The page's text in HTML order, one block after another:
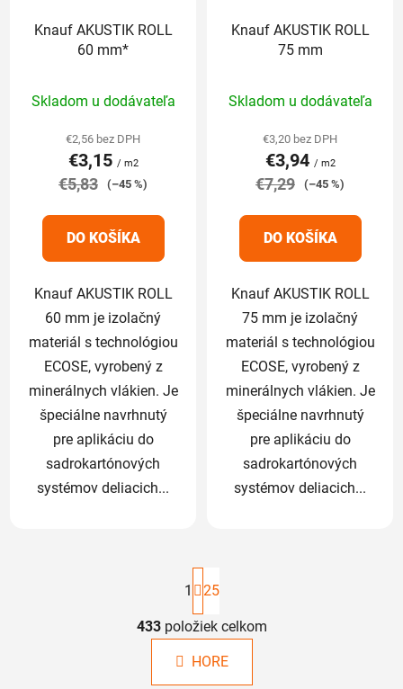
Knauf AKUSTIK ROLL
60 mm*
hodnotenie
produktu
je
5,0
5
hviezdičiek.
Skladom u dodávateľa
€2,56 bez DPH
€3,15 / m2
€5,83 (–45 %)
DO KOŠÍKA
Knauf AKUSTIK ROLL
60 mm je izolačný
materiál s technológiou
ECOSE, vyrobený z
minerálnych vlákien. Je
špeciálne navrhnutý
pre aplikáciu do
sadrokartónových
systémov deliacich...
Knauf AKUSTIK ROLL
75 mm
hodnotenie
produktu
je
5,0
5
hviezdičiek.
Skladom u dodávateľa
€3,20 bez DPH
€3,94 / m2
€7,29 (–45 %)
DO KOŠÍKA
Knauf AKUSTIK ROLL
75 mm je izolačný
materiál s technológiou
ECOSE, vyrobený z
minerálnych vlákien. Je
špeciálne navrhnutý
pre aplikáciu do
sadrokartónových
systémov deliacich...
O
v
l
S
t
r
á
n
k
1 25
433položiek celkom
HORE